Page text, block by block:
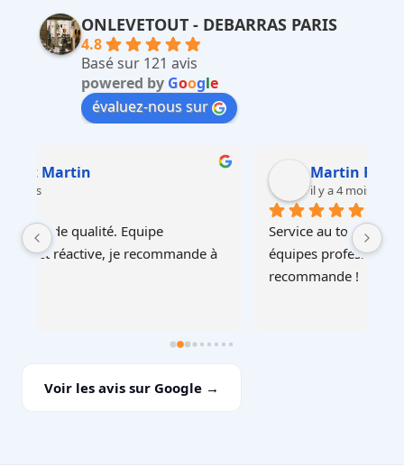
ONLEVETOUT - DEBARRAS PARIS
4.8
Basé sur 121 avis
powered by Google
évaluez-nous sur
Service au top, devis ultra rapide et cohérent,
équipes professionnelles et soignéesJe
Voir les avis sur Google →